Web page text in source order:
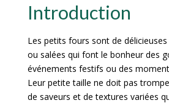
Introduction
Les petits fours sont de
ou salées qui font le bonheur des
événements festifs ou des
Leur petite taille ne doit pas
de saveurs et de textures variées